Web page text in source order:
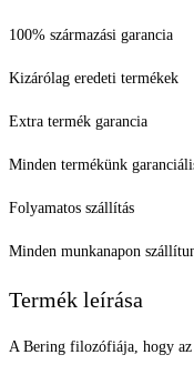
100% származási garancia
Kizárólag eredeti termékek
Extra termék garancia
Minden termékünk
Folyamatos szállítás
Minden munkanapon
Termék leírása
A Bering filozófiája, hogy